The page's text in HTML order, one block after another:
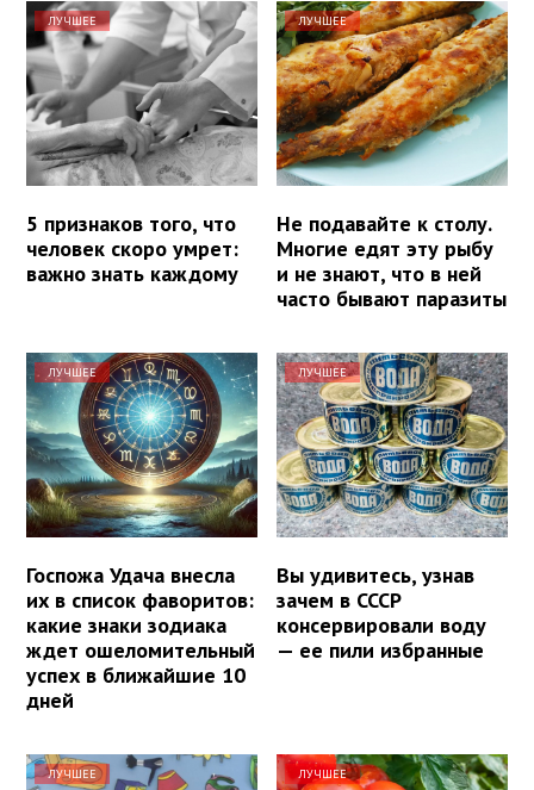
ЛУЧШЕЕ
5 признаков того, что
человек скоро умрет:
важно знать каждому
ЛУЧШЕЕ
Не подавайте к столу.
Многие едят эту рыбу
и не знают, что в ней
часто бывают паразиты
ЛУЧШЕЕ
Госпожа Удача внесла
их в список фаворитов:
какие знаки зодиака
ждет ошеломительный
успех в ближайшие 10
дней
ЛУЧШЕЕ
Вы удивитесь, узнав
зачем в СССР
консервировали воду
— ее пили избранные
ЛУЧШЕЕ ЛУЧШЕЕ